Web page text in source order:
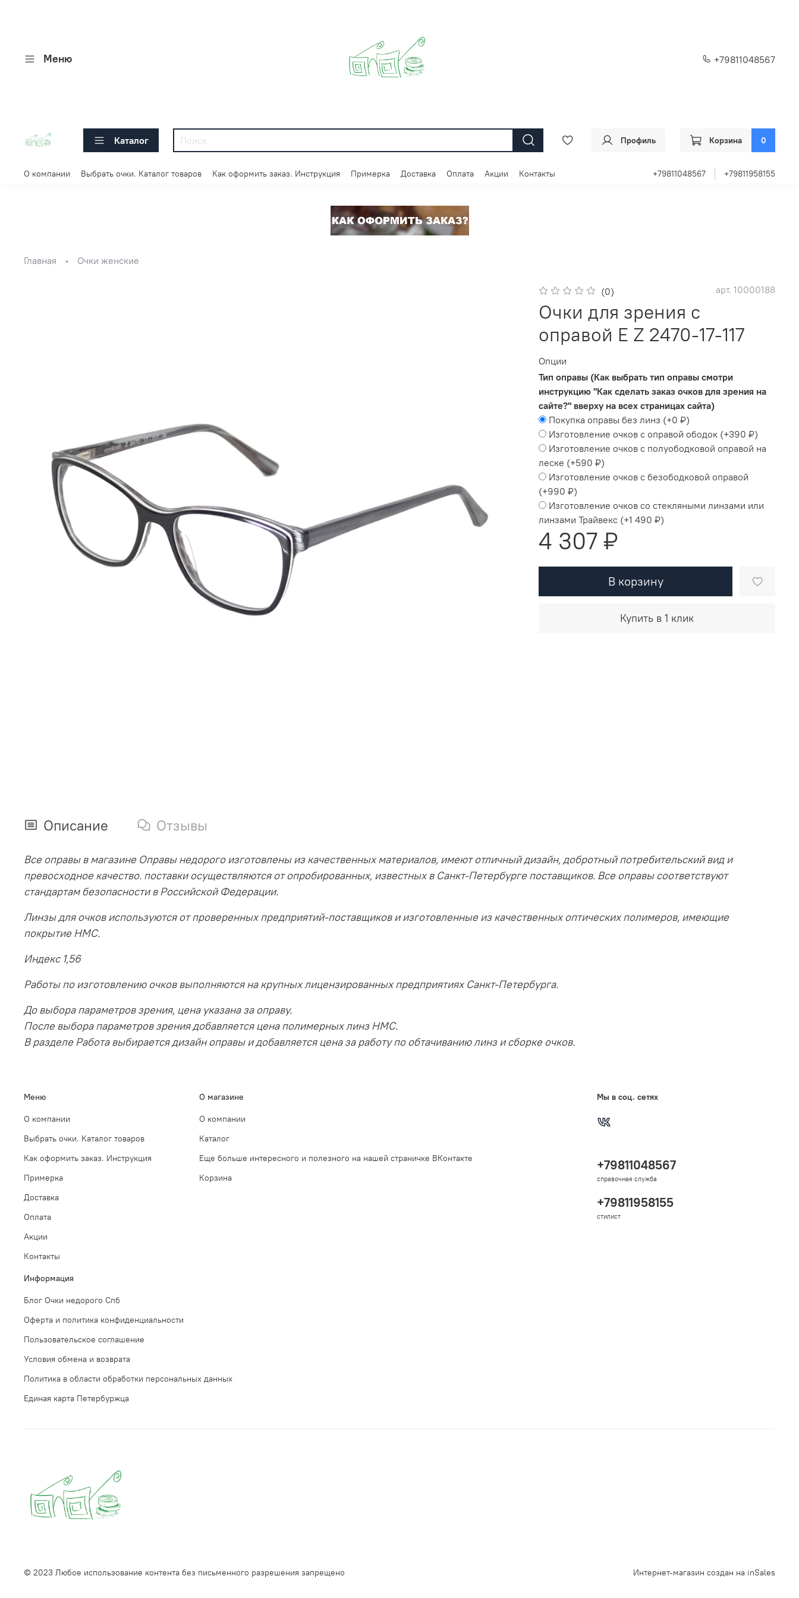
Меню +79811048567
Каталог Профиль Корзина 0
О компании Выбрать очки. Каталог товаров Как оформить заказ. Инструкция Примерка Доставка Оплата Акции Контакты +79811048567 +79811958155
Главная Очки женские
(0) арт. 10000188
Очки для зрения с
оправой E Z 2470-17-117
Опции
Тип оправы (Как выбрать тип оправы смотри
инструкцию "Как сделать заказ очков для зрения на
сайте?" вверху на всех страницах сайта)
Покупка оправы без линз (+0 ₽)
Изготовление очков с оправой ободок (+390 ₽)
Изготовление очков с полуободковой оправой на
леске (+590 ₽)
Изготовление очков с безободковой оправой
(+990 ₽)
Изготовление очков со стекляными линзами или
линзами Трайвекс (+1 490 ₽)
4 307 ₽
В корзину
Купить в 1 клик
Описание Отзывы
Все оправы в магазине Оправы недорого изготовлены из качественных материалов, имеют отличный дизайн, добротный потребительский вид и
превосходное качество. поставки осуществляются от опробированных, известных в Санкт-Петербурге поставщиков. Все оправы соответствуют
стандартам безопасности в Российской Федерации.
Линзы для очков используются от проверенных предприятий-поставщиков и изготовленные из качественных оптических полимеров, имеющие
покрытие HMC.
Индекс 1,56
Работы по изготовлению очков выполняются на крупных лицензированных предприятиях Санкт-Петербурга.
До выбора параметров зрения, цена указана за оправу.
После выбора параметров зрения добавляется цена полимерных линз HMC.
В разделе Работа выбирается дизайн оправы и добавляется цена за работу по обтачиванию линз и сборке очков.
Меню
О компании
Выбрать очки. Каталог товаров
Как оформить заказ. Инструкция
Примерка
Доставка
Оплата
Акции
Контакты
О магазине
О компании
Каталог
Еще больше интересного и полезного на нашей страничке ВКонтакте
Корзина
Информация
Блог Очки недорого Спб
Оферта и политика конфиденциальности
Пользовательское соглашение
Условия обмена и возврата
Политика в области обработки персональных данных
Единая карта Петербуржца
Мы в соц. сетях
+79811048567
справочная служба
+79811958155
стилист
© 2023 Любое использование контента без письменного разрешения запрещено Интернет-магазин создан на inSales